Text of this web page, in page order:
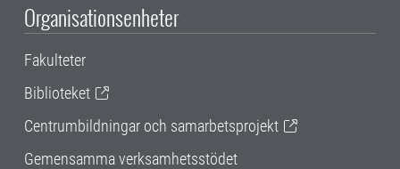
Organisationsenheter
Fakulteter
Biblioteket
Centrumbildningar och samarbetsprojekt
Gemensamma verksamhetsstödet